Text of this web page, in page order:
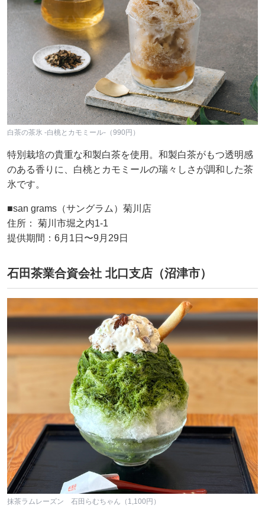
白茶の茶氷 -白桃とカモミール-（990円）
特別栽培の貴重な和製白茶を使用。和製白茶がもつ透明感
のある香りに、白桃とカモミールの瑞々しさが調和した茶
氷です。
■san grams（サングラム）菊川店
住所： 菊川市堀之内1-1
提供期間：6月1日〜9月29日
石田茶業合資会社 北口支店（沼津市）
抹茶ラムレーズン 石田らむちゃん（1,100円）